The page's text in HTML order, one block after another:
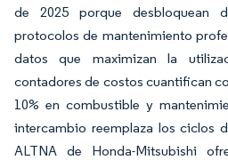
de 2025 porque desbloquean
protocolos de mantenimiento
datos que maximizan la
contadores de costos cuantifican
10% en combustible y
intercambio reemplaza los ciclos
ALTNA de Honda-Mitsubishi